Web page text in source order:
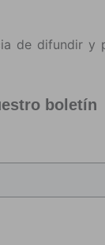
de difundir y
boletín